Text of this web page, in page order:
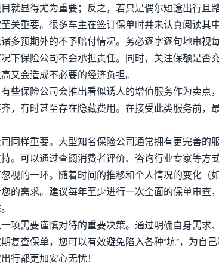
就显得尤为重要；反之，若只是偶尔短途出行且
关重要。很多车主在签订保单时并未认真阅读其
多预期外的不予赔付情况。务必逐字逐句地审视
下保险公司不会承担责任。同时，关注保额是否
又会造成不必要的经济负担。
些保险公司会推出看似诱人的增值服务作为卖点
，有时甚至存在隐藏费用。在接受此类服务前，
同样重要。大型知名保险公司通常拥有更完善的
。可以通过查阅消费者评价、咨询行业专家等方
视的一环。随着时间的推移和个人情况的变化（
的需求。建议每年至少进行一次全面的保单审查
项需要谨慎对待的重要决策。通过明确自身需求
复查保单，您可以有效避免陷入各种“坑”，为自
行都更加安心无忧！